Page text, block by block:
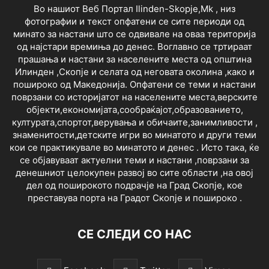
Во нашиот Веб Портал Ilinden-Skopje,Mk , низ
фотографии и текст опфатени се сите периоди од
минато за настани што се одвивале на оваа територија
од најстари времиња до денес. Воглавно се тртираат
прашања и настани за населените места од општина
Илинден ,Скопје и селата од неговата околина ,како и
пошироко од Македонија. Опфатени се теми и настани
поврзани со историјатот на населените места,верските
објекти,економијата,сообраќајот,образованието,
културата,спортот,верувања и обичаите,занимливости ,
знаменитости,детските игри во минатото и други теми
кои се практикувале во минатото и денес . Исто така, ќе
се објавуваат актуелни теми и настани ,поврзани за
денешниот целокупен развој во сите области ,на овој
дел од поширокото подрачје на Град Скопје, кое
преставува порта на Градот Скопје и пошироко .
СЕ СЛЕДИ СО НАС